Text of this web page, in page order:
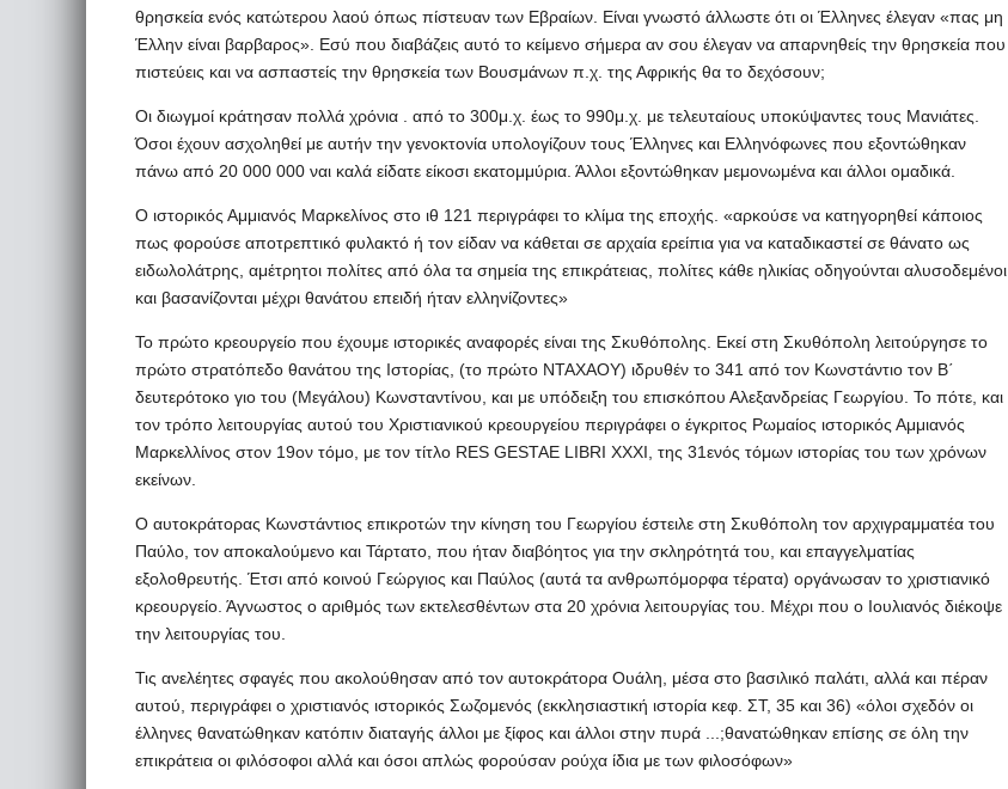
θρησκεία ενός κατώτερου λαού όπως πίστευαν των Εβραίων. Είναι γνωστό άλλωστε ότι οι Έλληνες έλεγαν «πας μη
Έλλην είναι βαρβαρος». Εσύ που διαβάζεις αυτό το κείμενο σήμερα αν σου έλεγαν να απαρνηθείς την θρησκεία που
πιστεύεις και να ασπαστείς την θρησκεία των Βουσμάνων π.χ. της Αφρικής θα το δεχόσουν;
Οι διωγμοί κράτησαν πολλά χρόνια . από το 300μ.χ. έως το 990μ.χ. με τελευταίους υποκύψαντες τους Μανιάτες.
Όσοι έχουν ασχοληθεί με αυτήν την γενοκτονία υπολογίζουν τους Έλληνες και Ελληνόφωνες που εξοντώθηκαν
πάνω από 20 000 000 ναι καλά είδατε είκοσι εκατομμύρια. Άλλοι εξοντώθηκαν μεμονωμένα και άλλοι ομαδικά.
Ο ιστορικός Αμμιανός Μαρκελίνος στο ιθ 121 περιγράφει το κλίμα της εποχής. «αρκούσε να κατηγορηθεί κάποιος
πως φορούσε αποτρεπτικό φυλακτό ή τον είδαν να κάθεται σε αρχαία ερείπια για να καταδικαστεί σε θάνατο ως
ειδωλολάτρης, αμέτρητοι πολίτες από όλα τα σημεία της επικράτειας, πολίτες κάθε ηλικίας οδηγούνται αλυσοδεμένοι
και βασανίζονται μέχρι θανάτου επειδή ήταν ελληνίζοντες»
Το πρώτο κρεουργείο που έχουμε ιστορικές αναφορές είναι της Σκυθόπολης. Εκεί στη Σκυθόπολη λειτούργησε το
πρώτο στρατόπεδο θανάτου της Ιστορίας, (το πρώτο ΝΤΑΧΑΟΥ) ιδρυθέν το 341 από τον Κωνστάντιο τον Β΄
δευτερότοκο γιο του (Μεγάλου) Κωνσταντίνου, και με υπόδειξη του επισκόπου Αλεξανδρείας Γεωργίου. Το πότε, και
τον τρόπο λειτουργίας αυτού του Χριστιανικού κρεουργείου περιγράφει ο έγκριτος Ρωμαίος ιστορικός Αμμιανός
Μαρκελλίνος στον 19ον τόμο, με τον τίτλο RES GESTAE LIBRI XXXI, της 31ενός τόμων ιστορίας του των χρόνων
εκείνων.
Ο αυτοκράτορας Κωνστάντιος επικροτών την κίνηση του Γεωργίου έστειλε στη Σκυθόπολη τον αρχιγραμματέα του
Παύλο, τον αποκαλούμενο και Τάρτατο, που ήταν διαβόητος για την σκληρότητά του, και επαγγελματίας
εξολοθρευτής. Έτσι από κοινού Γεώργιος και Παύλος (αυτά τα ανθρωπόμορφα τέρατα) οργάνωσαν το χριστιανικό
κρεουργείο. Άγνωστος ο αριθμός των εκτελεσθέντων στα 20 χρόνια λειτουργίας του. Μέχρι που ο Ιουλιανός διέκοψε
την λειτουργίας του.
Τις ανελέητες σφαγές που ακολούθησαν από τον αυτοκράτορα Ουάλη, μέσα στο βασιλικό παλάτι, αλλά και πέραν
αυτού, περιγράφει ο χριστιανός ιστορικός Σωζομενός (εκκλησιαστική ιστορία κεφ. ΣΤ, 35 και 36) «όλοι σχεδόν οι
έλληνες θανατώθηκαν κατόπιν διαταγής άλλοι με ξίφος και άλλοι στην πυρά ...;θανατώθηκαν επίσης σε όλη την
επικράτεια οι φιλόσοφοι αλλά και όσοι απλώς φορούσαν ρούχα ίδια με των φιλοσόφων»